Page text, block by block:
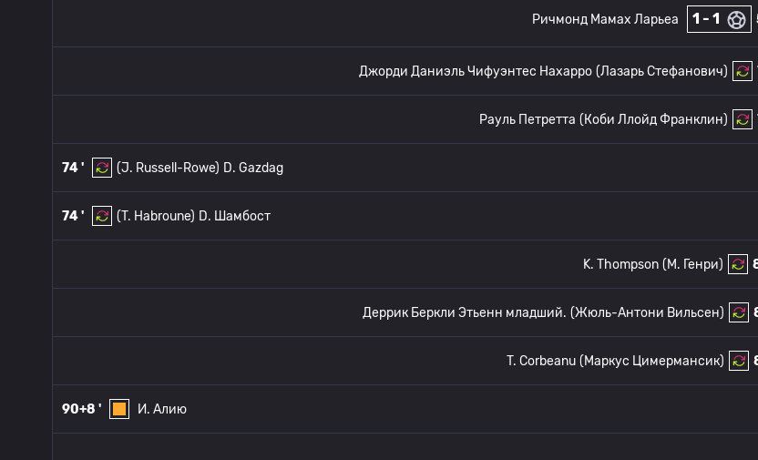
1 - 1
Ричмонд Мамах Ларьеа
(Лазарь Стефанович)
Джорди Даниэль Чифуэнтес Нахарро
(Коби Ллойд Франклин)
Рауль Петретта
74 ' (J. Russell-Rowe) D. Gazdag
74 ' (T. Habroune) D. Шамбост
(M. Генри)
K. Thompson
(Жюль-Антони Вильсен)
Деррик Беркли Этьенн младший.
(Маркус Цимермансик)
T. Corbeanu
90+8 ' И. Алию